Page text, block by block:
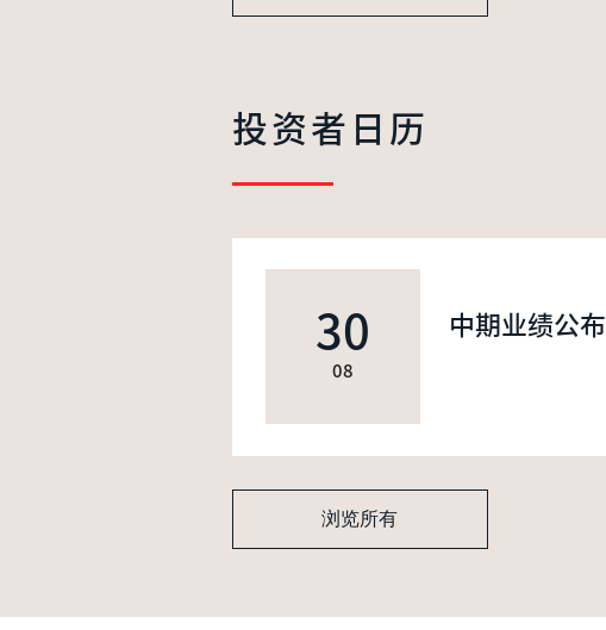
投资者日历
30
08
中期业绩公布
浏览所有